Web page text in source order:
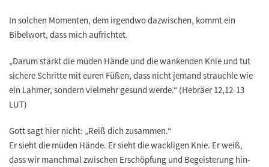
In solchen Momenten, dem irgendwo dazwischen, kommt ein
Bibelwort, dass mich aufrichtet.
„Darum stärkt die müden Hände und die wankenden Knie und tut
sichere Schritte mit euren Füßen, dass nicht jemand strauchle wie
ein Lahmer, sondern vielmehr gesund werde.“ (Hebräer 12,12-13
LUT)
Gott sagt hier nicht: „Reiß dich zusammen.“
Er sieht die müden Hände. Er sieht die wackligen Knie. Er weiß,
dass wir manchmal zwischen Erschöpfung und Begeisterung hin-